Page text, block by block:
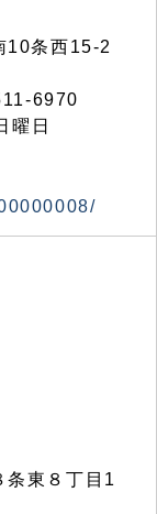
条西15-2
6970
曜日
東８丁目1